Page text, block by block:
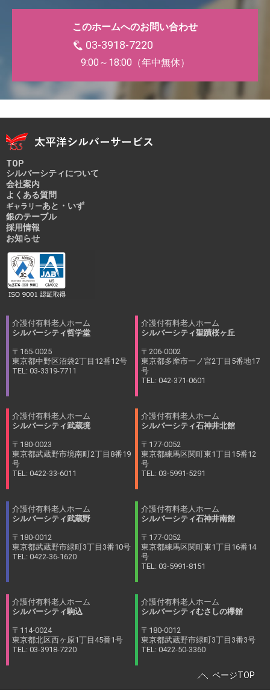
このホームへのお問い合わせ
03-3918-7220
9:00～18:00（年中無休）
ページTOP
TOP
シルバーシティについて
会社案内
よくある質問
ギャラリーあと・いず
銀のテーブル
採用情報
お知らせ
介護付有料老人ホーム
シルバーシティ哲学堂
〒165-0025
東京都中野区沼袋2丁目12番12号
TEL: 03-3319-7711
介護付有料老人ホーム
シルバーシティ聖蹟桜ヶ丘
〒206-0002
東京都多摩市一ノ宮2丁目5番地17
号
TEL: 042-371-0601
介護付有料老人ホーム
シルバーシティ武蔵境
〒180-0023
東京都武蔵野市境南町2丁目8番19
号
TEL: 0422-33-6011
介護付有料老人ホーム
シルバーシティ石神井北館
〒177-0052
東京都練馬区関町東1丁目15番12
号
TEL: 03-5991-5291
介護付有料老人ホーム
シルバーシティ武蔵野
〒180-0012
東京都武蔵野市緑町3丁目3番10号
TEL: 0422-36-1620
介護付有料老人ホーム
シルバーシティ石神井南館
〒177-0052
東京都練馬区関町東1丁目16番14
号
TEL: 03-5991-8151
介護付有料老人ホーム
シルバーシティ駒込
〒114-0024
東京都北区西ヶ原1丁目45番1号
TEL: 03-3918-7220
介護付有料老人ホーム
シルバーシティむさしの欅館
〒180-0012
東京都武蔵野市緑町3丁目3番3号
TEL: 0422-50-3360